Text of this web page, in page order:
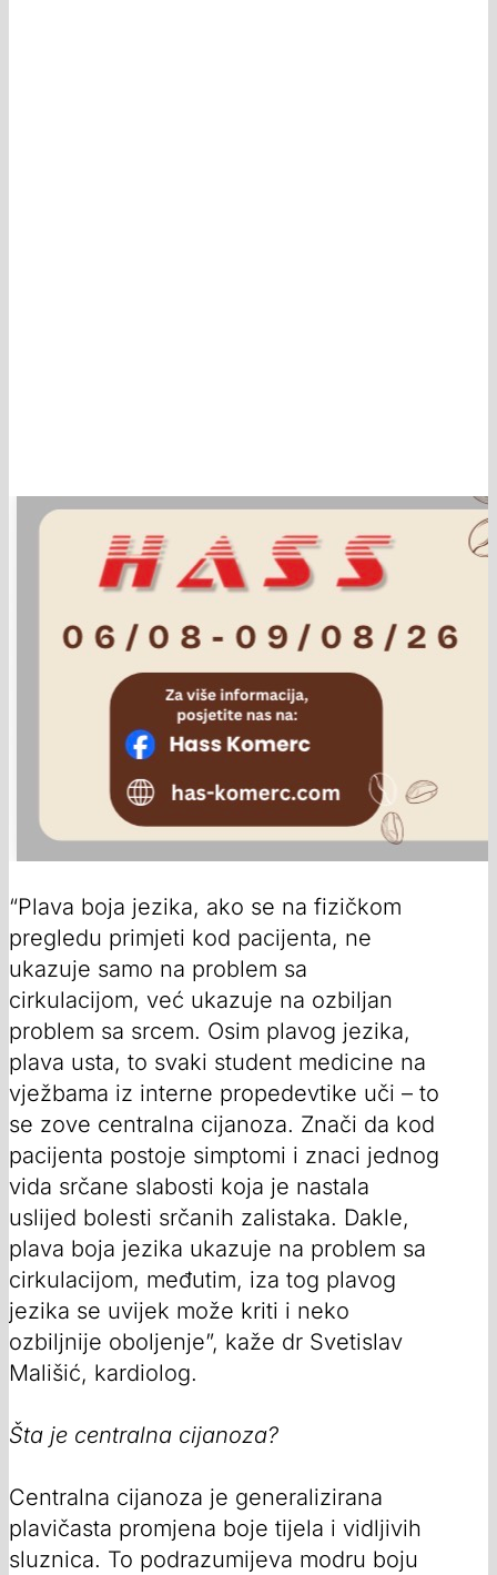
“Plava boja jezika, ako se na fizičkom
pregledu primjeti kod pacijenta, ne
ukazuje samo na problem sa
cirkulacijom, već ukazuje na ozbiljan
problem sa srcem. Osim plavog jezika,
plava usta, to svaki student medicine na
vježbama iz interne propedevtike uči – to
se zove centralna cijanoza. Znači da kod
pacijenta postoje simptomi i znaci jednog
vida srčane slabosti koja je nastala
uslijed bolesti srčanih zalistaka. Dakle,
plava boja jezika ukazuje na problem sa
cirkulacijom, međutim, iza tog plavog
jezika se uvijek može kriti i neko
ozbiljnije oboljenje”, kaže dr Svetislav
Mališić, kardiolog.
Šta je centralna cijanoza?
Centralna cijanoza je generalizirana
plavičasta promjena boje tijela i vidljivih
sluznica. To podrazumijeva modru boju